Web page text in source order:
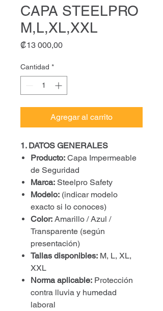
CAPA STEELPRO
M,L,XL,XXL
₡13 000,00Precio
Cantidad *
Agregar al carrito
1. DATOS GENERALES
Producto: Capa Impermeable
de Seguridad
Marca: Steelpro Safety
Modelo: (indicar modelo
exacto si lo conoces)
Color: Amarillo / Azul /
Transparente (según
presentación)
Tallas disponibles: M, L, XL,
XXL
Norma aplicable: Protección
contra lluvia y humedad
laboral